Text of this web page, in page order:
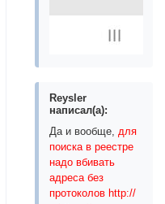
Reysler
написал(а):
Да и вообще,для
поиска в реестре
надо вбивать
адреса без
протоколов http://